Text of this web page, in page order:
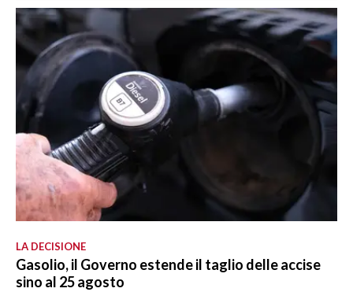
LA DECISIONE
Gasolio, il Governo estende il taglio delle accise
sino al 25 agosto